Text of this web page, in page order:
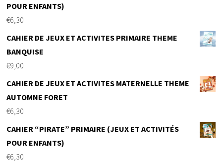
POUR ENFANTS)
€6,30
CAHIER DE JEUX ET ACTIVITES PRIMAIRE THEME
BANQUISE
€9,00
CAHIER DE JEUX ET ACTIVITES MATERNELLE THEME
AUTOMNE FORET
€6,30
CAHIER “PIRATE” PRIMAIRE (JEUX ET ACTIVITÉS
POUR ENFANTS)
€6,30